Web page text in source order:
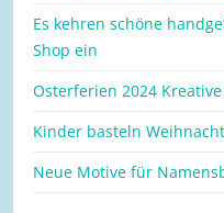
Es kehren schöne
Shop ein
Osterferien 2024
Kinder basteln
Neue Motive für